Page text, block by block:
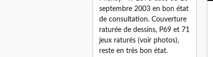
septembre 2003 en bon état
de consultation. Couverture
raturée de dessins, P69 et 71
jeux raturés (voir photos),
reste en très bon état.